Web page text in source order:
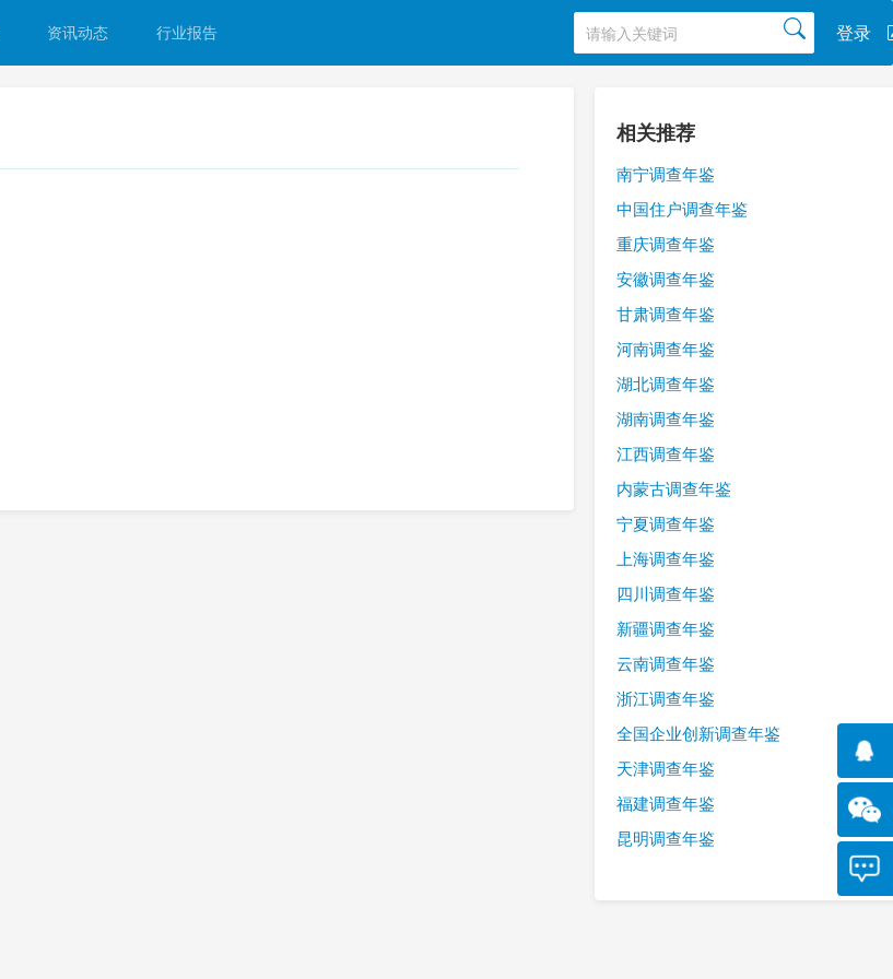
登录
资讯动态 行业报告
相关推荐
南宁调查年鉴
中国住户调查年鉴
重庆调查年鉴
安徽调查年鉴
甘肃调查年鉴
河南调查年鉴
湖北调查年鉴
湖南调查年鉴
江西调查年鉴
内蒙古调查年鉴
宁夏调查年鉴
上海调查年鉴
四川调查年鉴
新疆调查年鉴
云南调查年鉴
浙江调查年鉴
全国企业创新调查年鉴
天津调查年鉴
福建调查年鉴
昆明调查年鉴